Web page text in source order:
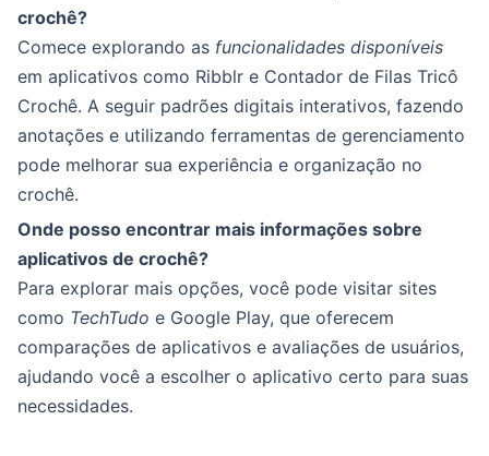
crochê?
Comece explorando as funcionalidades disponíveis
em aplicativos como Ribblr e Contador de Filas Tricô
Crochê. A seguir padrões digitais interativos, fazendo
anotações e utilizando ferramentas de gerenciamento
pode melhorar sua experiência e organização no
crochê.
Onde posso encontrar mais informações sobre
aplicativos de crochê?
Para explorar mais opções, você pode visitar sites
como TechTudo e Google Play, que oferecem
comparações de aplicativos e avaliações de usuários,
ajudando você a escolher o aplicativo certo para suas
necessidades.